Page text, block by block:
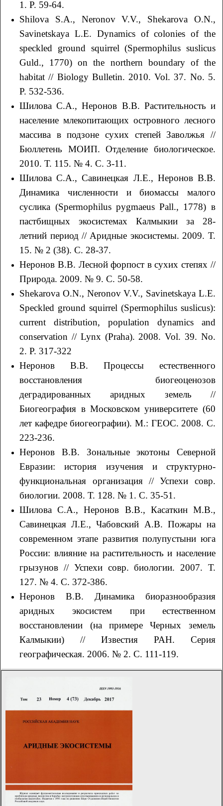
1. P. 59-64.
Shilova S.A., Neronov V.V., Shekarova O.N.,
Savinetskaya L.E. Dynamics of colonies of the
speckled ground squirrel (Spermophilus suslicus
Guld., 1770) on the northern boundary of the
habitat // Biology Bulletin. 2010. Vol. 37. No. 5.
P. 532-536.
Шилова С.А., Неронов В.В. Растительность и
население млекопитающих островного лесного
массива в подзоне сухих степей Заволжья //
Бюллетень МОИП. Отделение биологическое.
2010. Т. 115. № 4. С. 3-11.
Шилова С.А., Савинецкая Л.Е., Неронов В.В.
Динамика численности и биомассы малого
суслика (Spermophilus pygmaeus Pall., 1778) в
пастбищных экосистемах Калмыкии за 28-
летний период // Аридные экосистемы. 2009. Т.
15. № 2 (38). С. 28-37.
Неронов В.В. Лесной форпост в сухих степях //
Природа. 2009. № 9. С. 50-58.
Shekarova O.N., Neronov V.V., Savinetskaya L.E.
Speckled ground squirrel (Spermophilus suslicus):
current distribution, population dynamics and
conservation // Lynx (Praha). 2008. Vol. 39. No.
2. P. 317-322
Неронов В.В. Процессы естественного
восстановления биогеоценозов
деградированных аридных земель //
Биогеография в Московском университете (60
лет кафедре биогеографии). М.: ГЕОС. 2008. С.
223-236.
Неронов В.В. Зональные экотоны Северной
Евразии: история изучения и структурно-
функциональная организация // Успехи совр.
биологии. 2008. Т. 128. № 1. С. 35-51.
Шилова С.А., Неронов В.В., Касаткин М.В.,
Савинецкая Л.Е., Чабовский А.В. Пожары на
современном этапе развития полупустыни юга
России: влияние на растительность и население
грызунов // Успехи совр. биологии. 2007. Т.
127. № 4. С. 372-386.
Неронов В.В. Динамика биоразнообразия
аридных экосистем при естественном
восстановлении (на примере Черных земель
Калмыкии) // Известия РАН. Серия
географическая. 2006. № 2. С. 111-119.